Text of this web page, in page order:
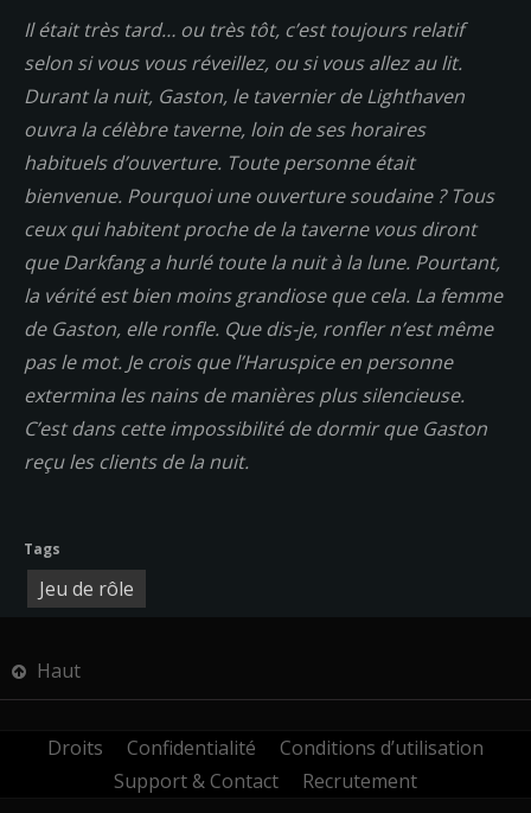
Il était très tard… ou très tôt, c’est toujours relatif
selon si vous vous réveillez, ou si vous allez au lit.
Durant la nuit, Gaston, le tavernier de Lighthaven
ouvra la célèbre taverne, loin de ses horaires
habituels d’ouverture. Toute personne était
bienvenue. Pourquoi une ouverture soudaine ? Tous
ceux qui habitent proche de la taverne vous diront
que Darkfang a hurlé toute la nuit à la lune. Pourtant,
la vérité est bien moins grandiose que cela. La femme
de Gaston, elle ronfle. Que dis-je, ronfler n’est même
pas le mot. Je crois que l’Haruspice en personne
extermina les nains de manières plus silencieuse.
C’est dans cette impossibilité de dormir que Gaston
reçu les clients de la nuit.
Tags
Jeu de rôle
Haut
Droits Confidentialité
Conditions d’utilisation
Support & Contact
Recrutement